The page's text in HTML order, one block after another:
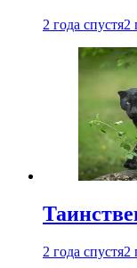
2 года спустя2
2 года спустя2